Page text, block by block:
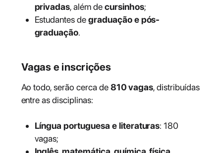
privadas, além decursinhos;
Estudantes degraduação e pós-
graduação.
Vagas e inscrições
Ao todo, serão cerca de810 vagas, distribuídas
entre as disciplinas:
Língua portuguesa e literaturas: 180
vagas;